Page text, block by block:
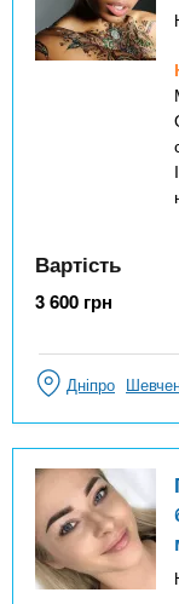
Вартість
3 600 грн
Дніпро